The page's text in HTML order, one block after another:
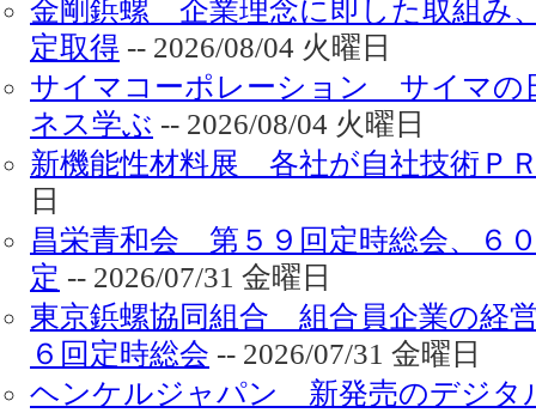
金剛鋲螺 企業理念に即した取組み
定取得 -- 2026/08/04 火曜日
サイマコーポレーション サイマの
ネス学ぶ -- 2026/08/04 火曜日
新機能性材料展 各社が自社技術Ｐ
日
昌栄青和会 第５９回定時総会、６
定 -- 2026/07/31 金曜日
東京鋲螺協同組合 組合員企業の経
６回定時総会 -- 2026/07/31 金曜日
ヘンケルジャパン 新発売のデジタ